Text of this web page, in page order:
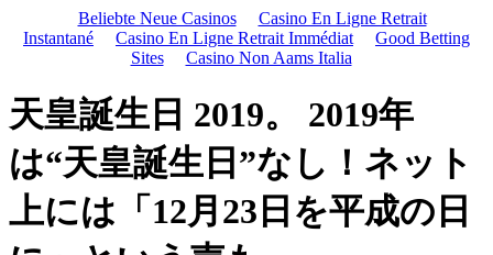
Beliebte Neue Casinos
Casino En Ligne Retrait
Instantané
Casino En Ligne Retrait Immédiat
Good Betting
Sites
Casino Non Aams Italia
天皇誕生日 2019。 2019年
は“天皇誕生日”なし！ネット
上には「12月23日を平成の日